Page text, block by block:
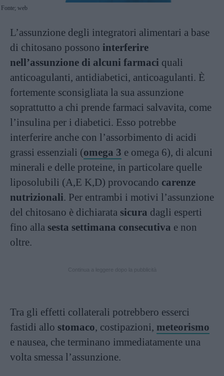
Fonte; web
L’assunzione degli integratori alimentari a base
di chitosano possono interferire
nell’assunzione di alcuni farmaci quali
anticoagulanti, antidiabetici, anticoagulanti. È
fortemente sconsigliata la sua assunzione
soprattutto a chi prende farmaci salvavita, come
l’insulina per i diabetici. Esso potrebbe
interferire anche con l’assorbimento di acidi
grassi essenziali (omega 3 e omega 6), di alcuni
minerali e delle proteine, in particolare quelle
liposolubili (A,E K,D) provocando carenze
nutrizionali. Per entrambi i motivi l’assunzione
del chitosano è dichiarata sicura dagli esperti
fino alla sesta settimana consecutiva e non
oltre.
Tra gli effetti collaterali potrebbero esserci
fastidi allo stomaco, costipazioni, meteorismo
e nausea, che terminano immediatamente una
volta smessa l’assunzione.